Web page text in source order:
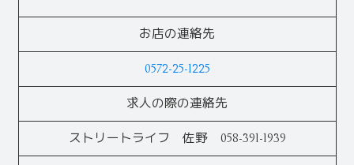
お店の連絡先
0572-25-1225
求人の際の連絡先
ストリートライフ 佐野 058-391-1939